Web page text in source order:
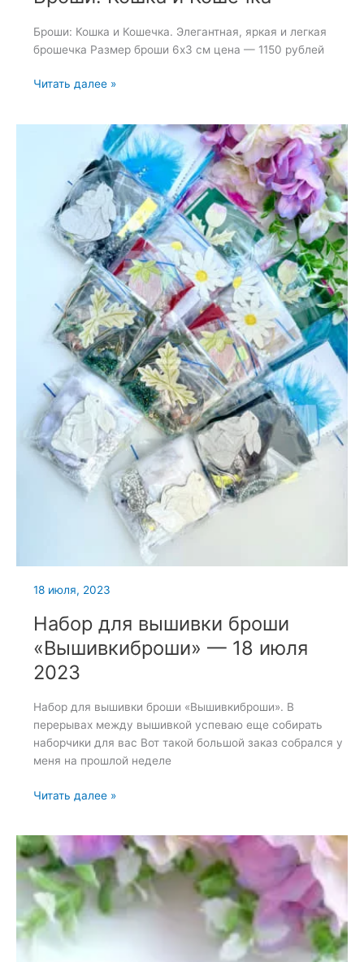
Броши: Кошка и Кошечка. Элегантная, яркая и легкая
брошечка Размер броши 6х3 см цена — 1150 рублей
Броши:
Читать далее »
18 июля, 2023
Набор для вышивки броши
«Вышивкиброши» — 18 июля
2023
Набор для вышивки броши «Вышивкиброши». В
перерывах между вышивкой успеваю еще собирать
наборчики для вас Вот такой большой заказ собрался у
меня на прошлой неделе
Набор
броши
«Вышивкиброши»
—
18
июля
2023
Читать далее »